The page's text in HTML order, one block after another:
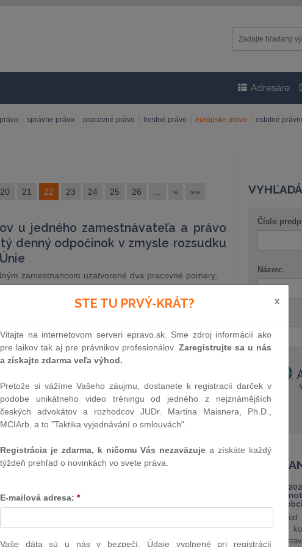
Adresáre
správne právo pracovné právo trestné právo európske právo ostatné
20 21 22 23 24 25 26 » »»
u jedného zamestnávateľa a právo
denný odpočinok v zmysle rozsudku
zamestnancom uzatvorené dva pracovné pomery,
čas v rámci jednej pracovnej zmluvy počas doby
z inej pracovnej zmluvy uzatvorenej s týmto
odpovedal Súdny dvor Európskej únie vo svojom
& Partners) 29.6.2021
úrad Slovenskej republiky
ktorú Komisia uznala zodpovednou
postavenia na trhu s určitými
mohli sankcionovať aj slovenské
dominantného postavenia na trhu s
týkajúci sa porušení, ktoré sú totožné s porušeniami
vnútroštátne orgány strácajú v tejto oblasti svoju
24.6.2021
Číslo
Názov:
PLz. ÚS 1/
na
stavbami
Ústavný
primeranej
verejnými
STE TU PRVÝ-KRÁT? x
Vitajte na internetovom serveri epravo.sk. Sme zdroj informácií ako
pre laikov tak aj pre právnikov profesionálov. Zaregistrujte sa u nás
a získajte zdarma veľa výhod.
Pretože si vážíme Vašeho záujmu, dostanete k registracií darček v
podobe unikátneho video tréningu od jedného z nejznámějších
českých advokátov a rozhodcov JUDr. Martina Maisnera, Ph.D.,
MCIArb, a to "Taktika vyjednávání o smlouvách".
Registrácia je zdarma, k ničomu Vás nezaväzuje a získáte každý
týždeň prehľad o novinkách vo svete práva.
E-mailová adresa: *
Vaše dáta sú u nás v bezpečí. Údaje vyplnené pri registrácií